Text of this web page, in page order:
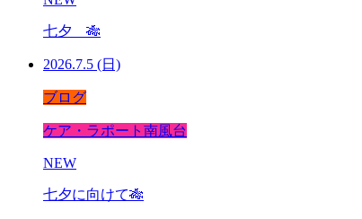
七夕 🎋
2026.7.5 (日)
ブログ
ケア・ラポート南風台
NEW
七夕に向けて🎋